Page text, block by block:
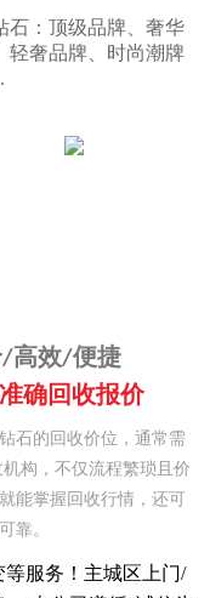
石：顶级品牌、奢华
轻奢品牌、时尚潮牌
/高效/便捷
确回收报价
石的回收价位，通常需
构，不仅流程繁琐且价
能掌握回收行情，还可
靠。
等服务！主城区上门/